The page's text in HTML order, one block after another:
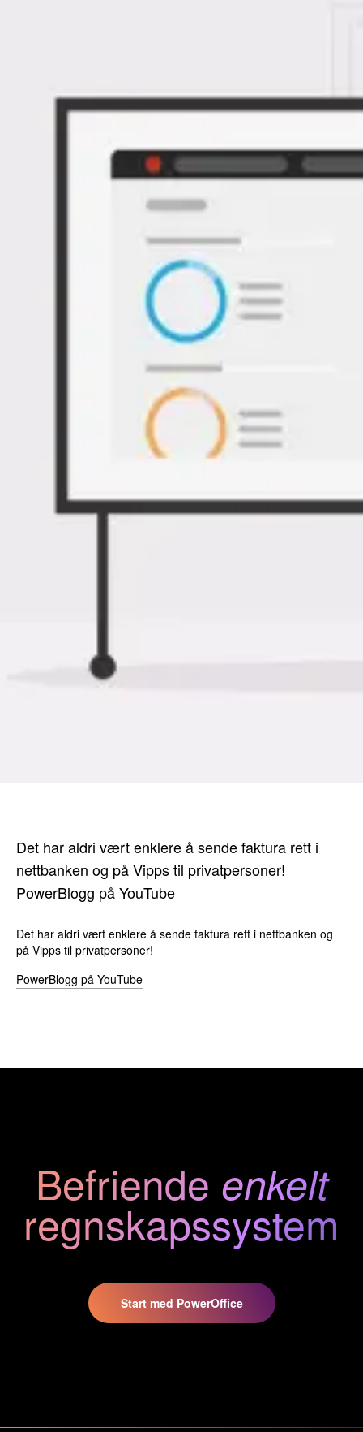
Det har aldri vært enklere å sende faktura rett i
nettbanken og på Vipps til privatpersoner!
PowerBlogg på YouTube
Det har aldri vært enklere å sende faktura rett i nettbanken og
på Vipps til privatpersoner!
PowerBlogg på YouTube
Befriende enkelt
regnskapssystem
Start med PowerOffice